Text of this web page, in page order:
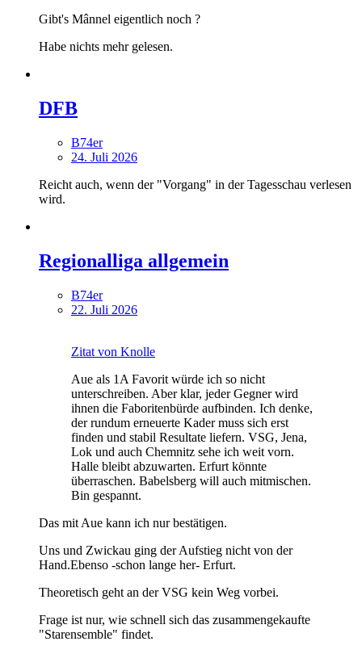
Gibt's Mânnel eigentlich noch ?
Habe nichts mehr gelesen.
DFB
B74er
24. Juli 2026
Reicht auch, wenn der "Vorgang" in der Tagesschau verlesen
wird.
Regionalliga allgemein
B74er
22. Juli 2026
Zitat von Knolle
Aue als 1A Favorit würde ich so nicht
unterschreiben. Aber klar, jeder Gegner wird
ihnen die Faboritenbürde aufbinden. Ich denke,
der rundum erneuerte Kader muss sich erst
finden und stabil Resultate liefern. VSG, Jena,
Lok und auch Chemnitz sehe ich weit vorn.
Halle bleibt abzuwarten. Erfurt könnte
überraschen. Babelsberg will auch mitmischen.
Bin gespannt.
Das mit Aue kann ich nur bestätigen.
Uns und Zwickau ging der Aufstieg nicht von der
Hand.Ebenso -schon lange her- Erfurt.
Theoretisch geht an der VSG kein Weg vorbei.
Frage ist nur, wie schnell sich das zusammengekaufte
"Starensemble" findet.